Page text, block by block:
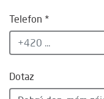
Telefon *
Dotaz